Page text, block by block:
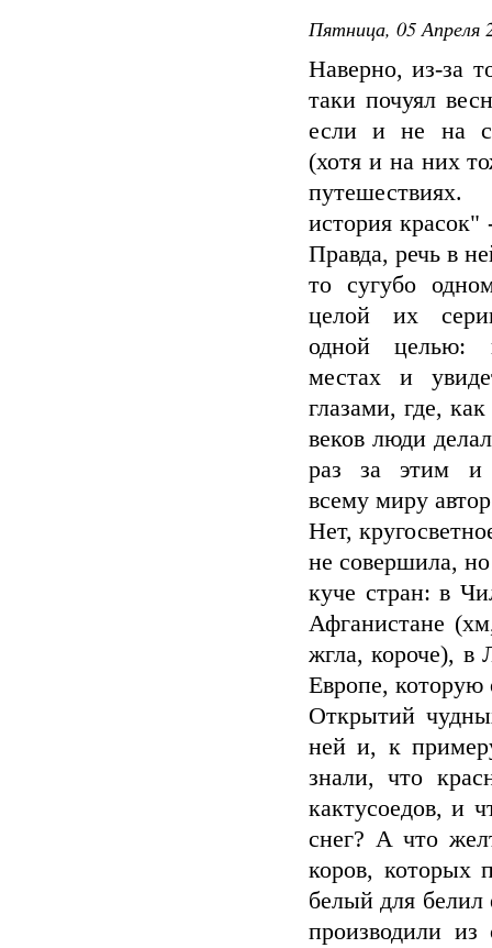
Пятница, 05 Апреля
Наверно, из-за
таки почуял
если и не на
(хотя и на них
история красок"
Правда, речь в
то сугубо
целой их
одной целью:
местах и
глазами, где,
веков люди
раз за этим и
всему миру
Нет,
не совершила,
куче стран: в
Афганистане
жгла, короче), в
Европе, которую
Открытий
ней и, к
знали, что
кактусоедов, и
снег? А что
коров, которых
белый для белил
производили